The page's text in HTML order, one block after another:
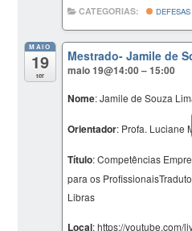
CATEGORIAS: DEFESAS
MAIO
19
ter
Mestrado- Jamile de
maio 19@14:00 – 15:00
Nome: Jamile de Souza
Orientador: Profa. Luciane
Título: Competências
para os
Libras
Local: https://youtube.com/